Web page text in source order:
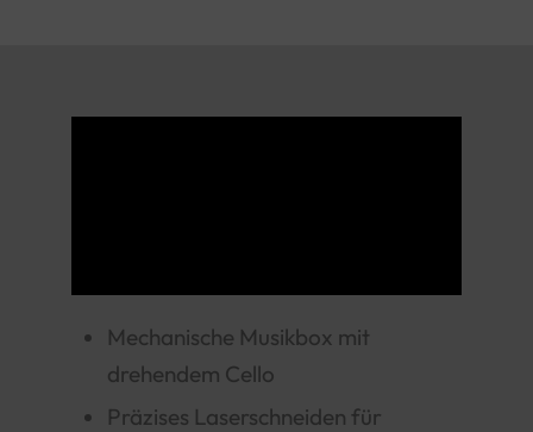
Mechanische Musikbox mit
drehendem Cello
Präzises Laserschneiden für